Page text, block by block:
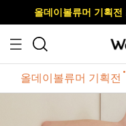
사이
올데이볼류머 기획전
사이
올데이볼류머 기획전
올데이볼류머 기획전